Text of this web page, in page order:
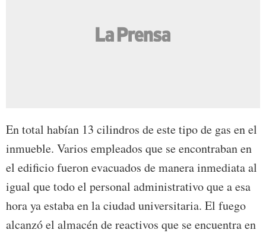
En total habían 13 cilindros de este tipo de gas en el
inmueble. Varios empleados que se encontraban en
el edificio fueron evacuados de manera inmediata al
igual que todo el personal administrativo que a esa
hora ya estaba en la ciudad universitaria. El fuego
alcanzó el almacén de reactivos que se encuentra en